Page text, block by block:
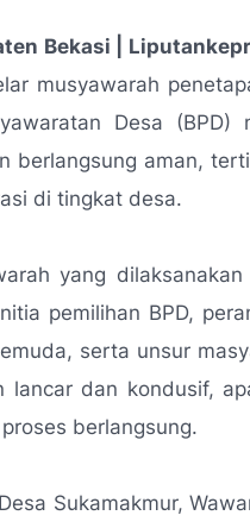
Bekasi |
musyawarah
Desa
berlangsung aman,
di tingkat desa.
yang
pemilihan BPD,
serta unsur
lancar dan kondusif,
berlangsung.
Sukamakmur,